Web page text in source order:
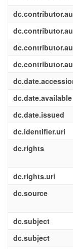
dc.date.available
dc.date.issued
dc.identifier.uri
dc.rights
dc.rights.uri
dc.source
dc.subject
dc.subject